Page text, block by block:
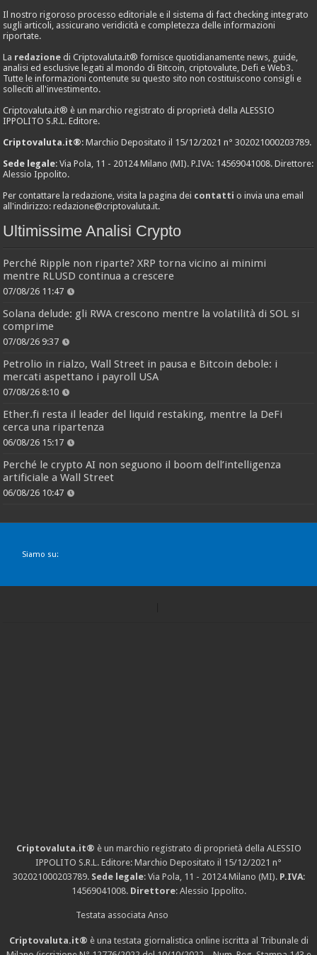
Il nostro rigoroso processo editoriale e il sistema di fact checking integrato
sugli articoli, assicurano veridicità e completezza delle informazioni
riportate.
La redazione di Criptovaluta.it® fornisce quotidianamente news, guide,
analisi ed esclusive legati al mondo di Bitcoin, criptovalute, Defi e Web3.
Tutte le informazioni contenute su questo sito non costituiscono consigli e
solleciti all'investimento.
Criptovaluta.it® è un marchio registrato di proprietà della ALESSIO
IPPOLITO S.R.L. Editore.
Criptovaluta.it®: Marchio Depositato il 15/12/2021 n° 302021000203789.
Sede legale: Via Pola, 11 - 20124 Milano (MI). P.IVA: 14569041008. Direttore:
Alessio Ippolito.
Per contattare la redazione, visita la pagina dei contatti o invia una email
all'indirizzo:redazione@criptovaluta.it.
Ultimissime Analisi Crypto
Perché Ripple non riparte? XRP torna vicino ai minimi
mentre RLUSD continua a crescere
07/08/26 11:47
Solana delude: gli RWA crescono mentre la volatilità di SOL si
comprime
07/08/26 9:37
Petrolio in rialzo, Wall Street in pausa e Bitcoin debole: i
mercati aspettano i payroll USA
07/08/26 8:10
Ether.fi resta il leader del liquid restaking, mentre la DeFi
cerca una ripartenza
06/08/26 15:17
Perché le crypto AI non seguono il boom dell’intelligenza
artificiale a Wall Street
06/08/26 10:47
Siamo su:
Criptovaluta.it® è un marchio registrato di proprietà della ALESSIO
IPPOLITO S.R.L. Editore: Marchio Depositato il 15/12/2021 n°
302021000203789. Sede legale: Via Pola, 11 - 20124 Milano (MI). P.IVA:
14569041008. Direttore: Alessio Ippolito.
Testata associata Anso
Criptovaluta.it® è una testata giornalistica online iscritta al Tribunale di